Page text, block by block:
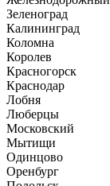
Зеленоград
Калининград
Коломна
Королев
Красногорск
Краснодар
Лобня
Люберцы
Московский
Мытищи
Одинцово
Оренбург